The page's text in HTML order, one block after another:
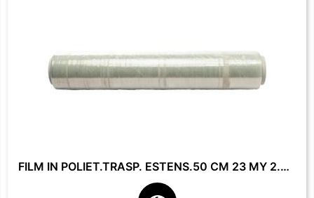
FILM IN POLIET.TRASP. ESTENS.50 CM 23 MY 2.2 KG **